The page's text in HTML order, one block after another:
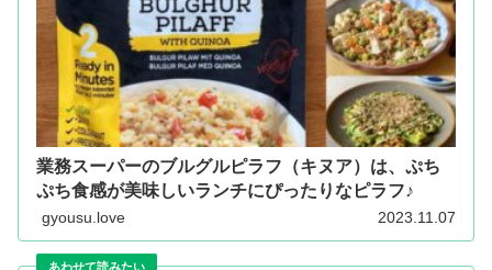
業務スーパーのブルグルピラフ（キヌア）は、ぷち
ぷち食感が美味しいランチにぴったりなピラフ♪
gyousu.love 2023.11.07